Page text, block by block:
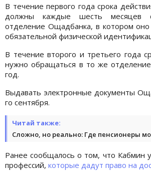
В течение первого года срока
должны каждые шесть месяцев
отделение Ощадбанка, в котором
обязательной физической
В течение второго и третьего года
нужно обращаться в то же
год.
Выдавать электронные документы
го сентября.
Читай также:
Сложно, но реально: Где пенсионеры
Ранее сообщалось о том, что Кабмин
профессий, которые дадут право на